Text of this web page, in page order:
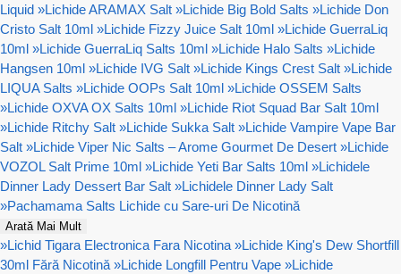
Liquid »Lichide ARAMAX Salt »Lichide Big Bold Salts »Lichide Don
Cristo Salt 10ml »Lichide Fizzy Juice Salt 10ml »Lichide GuerraLiq
10ml »Lichide GuerraLiq Salts 10ml »Lichide Halo Salts »Lichide
Hangsen 10ml »Lichide IVG Salt »Lichide Kings Crest Salt »Lichide
LIQUA Salts »Lichide OOPs Salt 10ml »Lichide OSSEM Salts
»Lichide OXVA OX Salts 10ml »Lichide Riot Squad Bar Salt 10ml
»Lichide Ritchy Salt »Lichide Sukka Salt »Lichide Vampire Vape Bar
Salt »Lichide Viper Nic Salts – Arome Gourmet De Desert »Lichide
VOZOL Salt Prime 10ml »Lichide Yeti Bar Salts 10ml »Lichidele
Dinner Lady Dessert Bar Salt »Lichidele Dinner Lady Salt
»Pachamama Salts Lichide cu Sare-uri De Nicotină
Arată Mai Mult
»Lichid Tigara Electronica Fara Nicotina »Lichide King's Dew Shortfill
30ml Fără Nicotină »Lichide Longfill Pentru Vape »Lichide